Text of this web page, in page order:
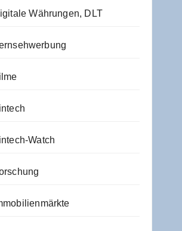
Währungen, DLT
Watch